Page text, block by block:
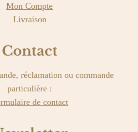
Mon Compte
Livraison
Contact
réclamation ou commande
particulière :
de contact